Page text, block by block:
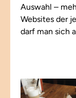
Auswahl –
Websites der
darf man sich